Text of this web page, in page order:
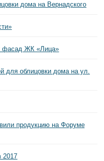
дома на Вернадского
фасад ЖК «Лица»
для облицовки дома на ул.
продукцию на Форуме
2017